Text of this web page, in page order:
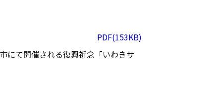
PDF(153KB)
にて開催される復興祈念「いわきサ